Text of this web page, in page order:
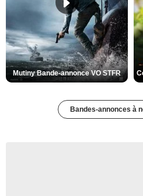
Mutiny Bande-annonce VO STFR
Bandes-annonces à